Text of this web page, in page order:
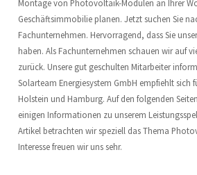
Montage von Photovoltaik-Modulen an Ihrer
Geschäftsimmobilie planen. Jetzt suchen Sie
Fachunternehmen. Hervorragend, dass Sie
haben. Als Fachunternehmen schauen wir auf
zurück. Unsere gut geschulten Mitarbeiter
Solarteam Energiesystem GmbH empfiehlt sich
Holstein und Hamburg. Auf den folgenden
einigen Informationen zu unserem
Artikel betrachten wir speziell das Thema
Interesse freuen wir uns sehr.